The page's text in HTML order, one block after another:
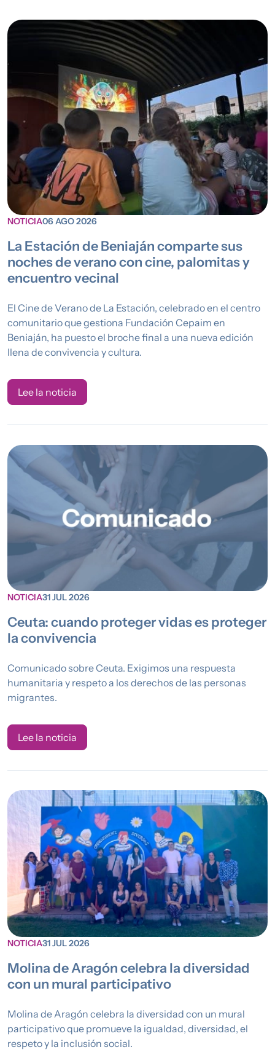
NOTICIA06 AGO 2026
La Estación de Beniaján comparte sus
noches de verano con cine, palomitas y
encuentro vecinal
El Cine de Verano de La Estación, celebrado en el centro
comunitario que gestiona Fundación Cepaim en
Beniaján, ha puesto el broche final a una nueva edición
llena de convivencia y cultura.
Lee la noticia
NOTICIA31 JUL 2026
Ceuta: cuando proteger vidas es proteger
la convivencia
Comunicado sobre Ceuta. Exigimos una respuesta
humanitaria y respeto a los derechos de las personas
migrantes.
Lee la noticia
NOTICIA31 JUL 2026
Molina de Aragón celebra la diversidad
con un mural participativo
Molina de Aragón celebra la diversidad con un mural
participativo que promueve la igualdad, diversidad, el
respeto y la inclusión social.